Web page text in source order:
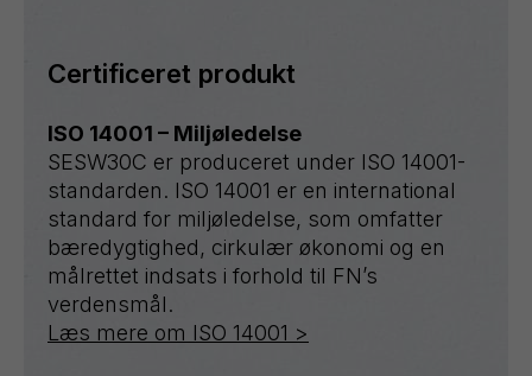
Certificeret produkt
ISO 14001 – Miljøledelse
SESW30C er produceret under ISO 14001-
standarden. ISO 14001 er en international
standard for miljøledelse, som omfatter
bæredygtighed, cirkulær økonomi og en
målrettet indsats i forhold til FN’s
verdensmål.
Læs mere om ISO 14001 >